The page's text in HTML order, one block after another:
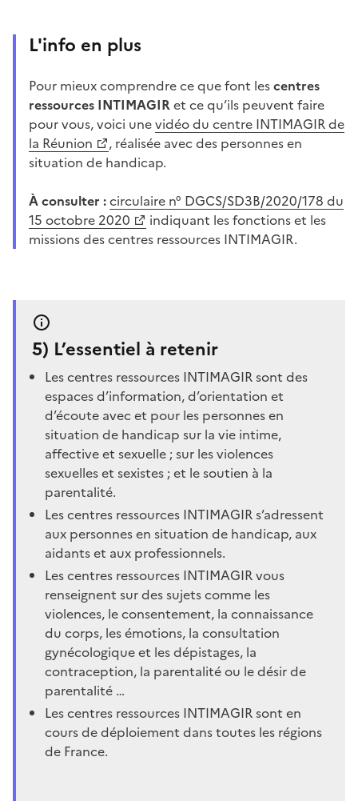
L'info en plus
Pour mieux comprendre ce que font lescentres
ressources INTIMAGIRet ce qu’ils peuvent faire
pour vous, voici unevidéo du centre INTIMAGIR de
la Réunion
, réalisée avec des personnes en
situation de handicap.
À consulter :circulaire n° DGCS/SD3B/2020/178 du
15 octobre 2020
indiquant les fonctions et les
missions des centres ressources INTIMAGIR.
5) L’essentiel à retenir
Les centres ressources INTIMAGIR sont des
espaces d’information, d’orientation et
d’écoute avec et pour les personnes en
situation de handicap sur la vie intime,
affective et sexuelle ; sur les violences
sexuelles et sexistes ; et le soutien à la
parentalité.
Les centres ressources INTIMAGIR s’adressent
aux personnes en situation de handicap, aux
aidants et aux professionnels.
Les centres ressources INTIMAGIR vous
renseignent sur des sujets comme les
violences, le consentement, la connaissance
du corps, les émotions, la consultation
gynécologique et les dépistages, la
contraception, la parentalité ou le désir de
parentalité …
Les centres ressources INTIMAGIR sont en
cours de déploiement dans toutes les régions
de France.